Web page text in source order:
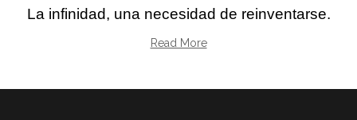
La infinidad, una necesidad de reinventarse.
Read More